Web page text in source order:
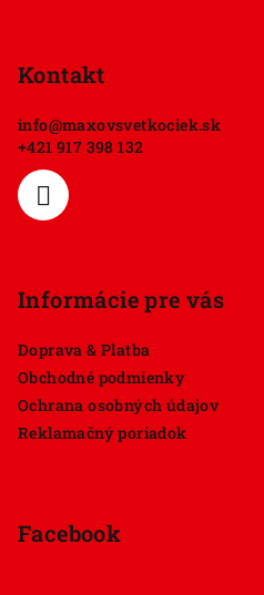
Kontakt
info@maxovsvetkociek.sk
+421 917 398 132
Informácie pre vás
Doprava & Platba
Obchodné podmienky
Ochrana osobných údajov
Reklamačný poriadok
Facebook